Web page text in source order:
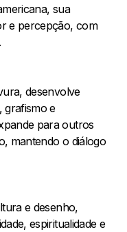
sua
e percepção, com
desenvolve
grafismo e
para outros
mantendo o diálogo
e desenho,
espiritualidade e